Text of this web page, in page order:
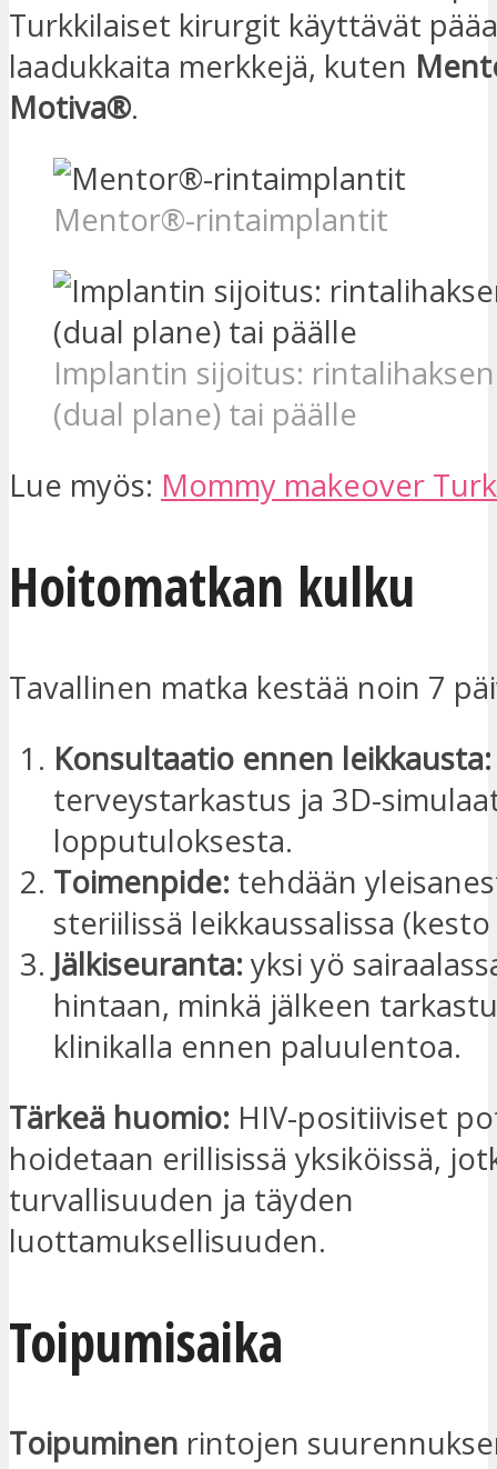
Turkkilaiset kirurgit käyttävät
laadukkaita merkkejä, kuten
Motiva®.
Mentor®-rintaimplantit
Implantin sijoitus:
(dual plane) tai päälle
Lue myös: Mommy makeover
Hoitomatkan kulku
Tavallinen matka kestää noin 7
Konsultaatio ennen leikkausta:
terveystarkastus ja 3D-
lopputuloksesta.
Toimenpide: tehdään
steriilissä leikkaussalissa
Jälkiseuranta: yksi yö
hintaan, minkä jälkeen
klinikalla ennen paluulentoa.
Tärkeä huomio: HIV-positiiviset
hoidetaan erillisissä yksiköissä,
turvallisuuden ja täyden
luottamuksellisuuden.
Toipumisaika
Toipuminen rintojen